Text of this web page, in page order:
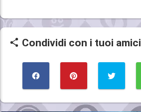
Condividi con i tuoi amici